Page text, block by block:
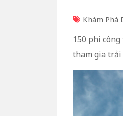
Khám Phá
150 phi
tham gia trải